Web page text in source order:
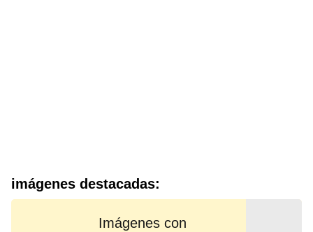
imágenes destacadas:
Imágenes con